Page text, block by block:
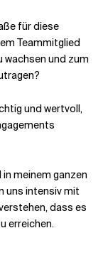
für diese
Teammitglied
und zum
und wertvoll,
meinem ganzen
uns intensiv mit
dass es
erreichen.